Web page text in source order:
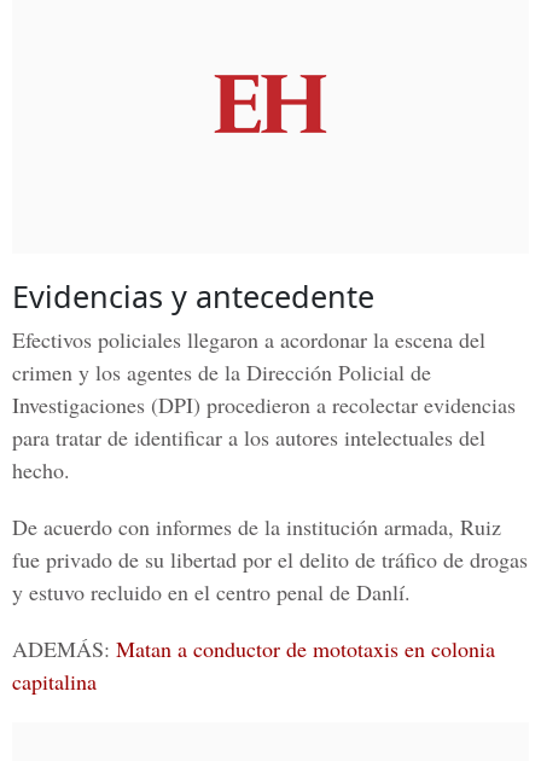
Evidencias y antecedente
Efectivos policiales llegaron a acordonar la escena del
crimen y los agentes de la Dirección Policial de
Investigaciones (DPI) procedieron a recolectar evidencias
para tratar de identificar a los autores intelectuales del
hecho.
De acuerdo con informes de la institución armada, Ruiz
fue privado de su libertad por el delito de tráfico de drogas
y estuvo recluido en el centro penal de Danlí.
ADEMÁS: Matan a conductor de mototaxis en colonia
capitalina